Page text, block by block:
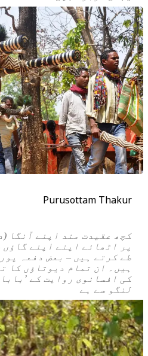
Purusottam Thakur
کچھ عقیدت مند اپنےآنگا
پر اٹھائے اپنے اپنے گاؤں
طے کرتے ہیں – بعض دفعہ
ہیں۔ ان تمام دیوتاؤں کا
کی افسانوی روایت کے
لنگو سے ہے